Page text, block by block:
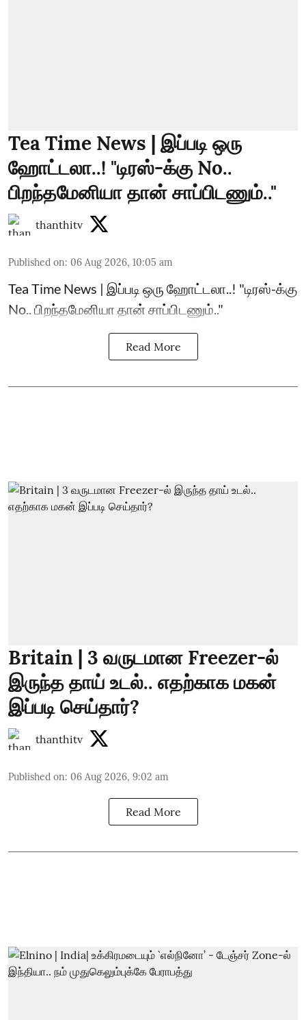
Tea Time News | இப்படி ஒரு
ஹோட்டலா..! "டிரஸ்-க்கு No..
பிறந்தமேனியா தான் சாப்பிடணும்.."
thanthitv
Published on: 06 Aug 2026, 10:05 am
Tea Time News | இப்படி ஒரு ஹோட்டலா..! "டிரஸ்-க்கு
No.. பிறந்தமேனியா தான் சாப்பிடணும்.."
Read More
Britain | 3 வருடமான Freezer-ல்
இருந்த தாய் உடல்.. எதற்காக மகன்
இப்படி செய்தார்?
thanthitv
Published on: 06 Aug 2026, 9:02 am
Read More